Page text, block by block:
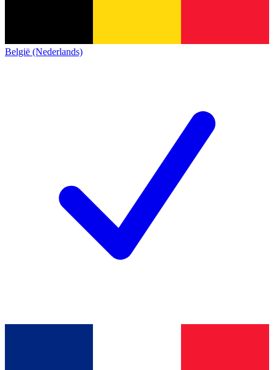
België (Nederlands)